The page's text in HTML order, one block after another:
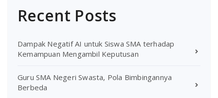
Recent Posts
Dampak Negatif AI untuk Siswa SMA terhadap
Kemampuan Mengambil Keputusan
Guru SMA Negeri Swasta, Pola Bimbingannya
Berbeda